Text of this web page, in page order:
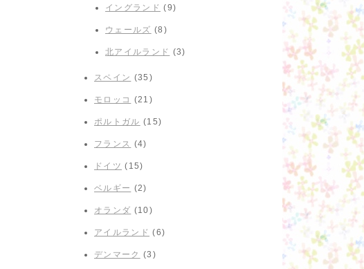
イングランド (9)
ウェールズ (8)
北アイルランド (3)
スペイン (35)
モロッコ (21)
ポルトガル (15)
フランス (4)
ドイツ (15)
ベルギー (2)
オランダ (10)
アイルランド (6)
デンマーク (3)